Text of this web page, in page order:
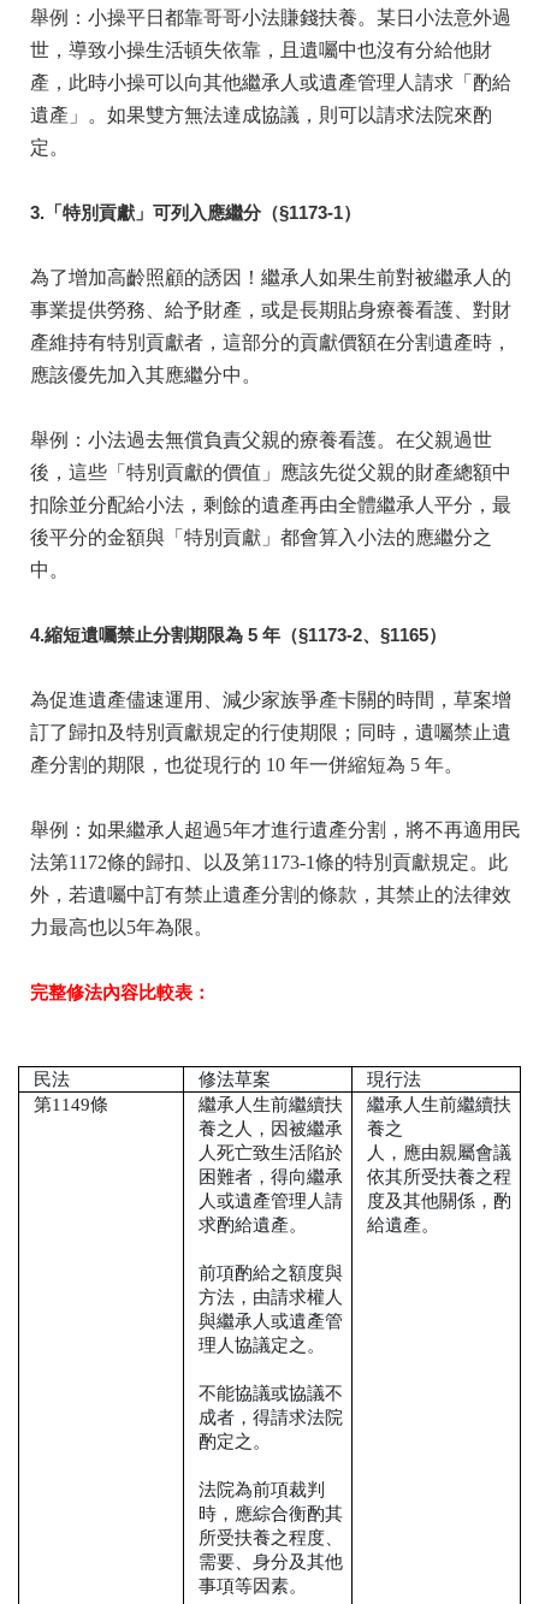
舉例：小操平日都靠哥哥小法賺錢扶養。某日小法意外過
世，導致小操生活頓失依靠，且遺囑中也沒有分給他財
產，此時小操可以向其他繼承人或遺產管理人請求「酌給
遺產」。如果雙方無法達成協議，則可以請求法院來酌
定。
3.「特別貢獻」可列入應繼分（§1173-1）
為了增加高齡照顧的誘因！繼承人如果生前對被繼承人的
事業提供勞務、給予財產，或是長期貼身療養看護、對財
產維持有特別貢獻者，這部分的貢獻價額在分割遺產時，
應該優先加入其應繼分中。
舉例：小法過去無償負責父親的療養看護。在父親過世
後，這些「特別貢獻的價值」應該先從父親的財產總額中
扣除並分配給小法，剩餘的遺產再由全體繼承人平分，最
後平分的金額與「特別貢獻」都會算入小法的應繼分之
中。
4.縮短遺囑禁止分割期限為 5 年（§1173-2、§1165）
為促進遺產儘速運用、減少家族爭產卡關的時間，草案增
訂了歸扣及特別貢獻規定的行使期限；同時，遺囑禁止遺
產分割的期限，也從現行的 10 年一併縮短為 5 年。
舉例：如果繼承人超過5年才進行遺產分割，將不再適用民
法第1172條的歸扣、以及第1173-1條的特別貢獻規定。此
外，若遺囑中訂有禁止遺產分割的條款，其禁止的法律效
力最高也以5年為限。
完整修法內容比較表：
民法 修法草案
現行法
第1149條
繼承人生前繼續扶
養之人，因被繼承
人死亡致生活陷於
困難者，得向繼承
人或遺產管理人請
求酌給遺產。
前項酌給之額度與
方法，由請求權人
與繼承人或遺產管
理人協議定之。
不能協議或協議不
成者，得請求法院
酌定之。
法院為前項裁判
時，應綜合衡酌其
所受扶養之程度、
需要、身分及其他
事項等因素。
繼承人生前繼續扶
養之
人，應由親屬會議
依其所受扶養之程
度及其他關係，酌
給遺產。